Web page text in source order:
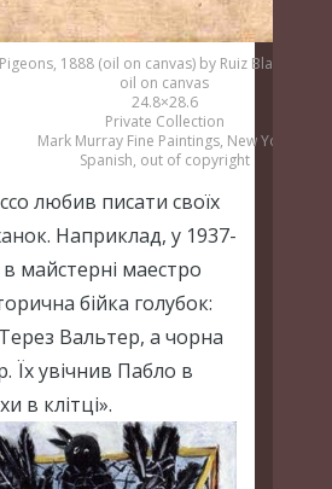
1888 (oil on canvas) by Ruiz Blasco,
oil on canvas
24.8×28.6
Private Collection
Mark Murray Fine Paintings, New York
Spanish, out of copyright
любив писати своїх
Наприклад, у 1937-
майстерні маестро
бійка голубок:
Вальтер, а чорна
Їх увічнив Пабло в
в клітці».